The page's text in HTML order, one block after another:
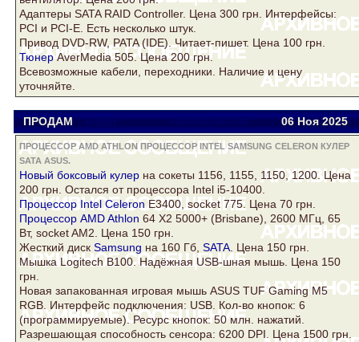
Адаптеры SATARAID Controller. Цена 300 грн. Интерфейсы:
PCI и PCI-E. Есть несколько штук.
Привод DVD-RW, PATA (IDE). Читает-пишет. Цена 100 грн.
ТюнерAverMedia 505. Цена 200 грн.
Всевозможные кабели, переходники. Наличие и цену
уточняйте.
ПРОДАМ Viator viatora@ukr.net 06 Ноя2025
ПРОЦЕССОР AMD ATHLON ПРОЦЕССОР INTEL SAMSUNG CELERON КУЛЕР
SATA ASUS.
Новый боксовый кулер на сокеты 1156, 1155, 1150, 1200. Цена
200 грн. Остался от процессора Intel i5-10400.
Процессор Intel CeleronE3400, socket 775. Цена 70 грн.
Процессор AMD Athlon 64 Х2 5000+ (Brisbane), 2600 МГц, 65
Вт, socket AM2. Цена 150 грн.
Жесткий диск Samsung на 160 Гб, SATA . Цена 150 грн.
Мышка Logitech B100. Надёжная USB-шная мышь. Цена 150
грн.
Новая запакованная игровая мышь ASUS TUF Gaming M5
RGB. Интерфейс подключения: USB. Кол-во кнопок: 6
(программируемые). Ресурс кнопок: 50 млн. нажатий.
Разрешающая способность сенсора: 6200 DPI. Цена 1500 грн.